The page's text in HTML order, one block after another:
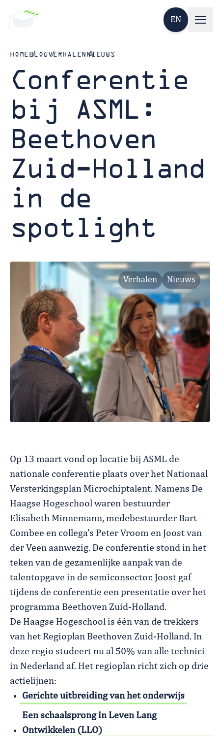
EN
HOMEBLOGVERHALENNIEUWS
Conferentie
bij ASML:
Beethoven
Zuid-Holland
in de
spotlight
Verhalen Nieuws
Op 13 maart vond op locatie bij ASML de
nationale conferentie plaats over het Nationaal
Versterkingsplan Microchiptalent. Namens De
Haagse Hogeschool waren bestuurder
Elisabeth Minnemann, medebestuurder Bart
Combee en collega’s Peter Vroom en Joost van
der Veen aanwezig. De conferentie stond in het
teken van de gezamenlijke aanpak van de
talentopgave in de semiconsector. Joost gaf
tijdens de conferentie een presentatie over het
programma Beethoven Zuid-Holland.
De Haagse Hogeschool is één van de trekkers
van het Regioplan Beethoven Zuid-Holland. In
deze regio studeert nu al 50% van alle technici
in Nederland af. Het regioplan richt zich op drie
actielijnen:
Gerichte uitbreiding van het onderwijs
Een schaalsprong in Leven Lang
Ontwikkelen (LLO)